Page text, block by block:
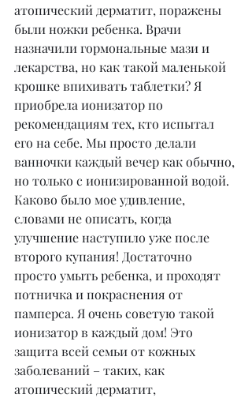
атопический дерматит, поражены
были ножки ребенка. Врачи
назначили гормональные мази и
лекарства, но как такой маленькой
крошке впихивать таблетки? Я
приобрела ионизатор по
рекомендациям тех, кто испытал
его на себе. Мы просто делали
ванночки каждый вечер как обычно,
но только с ионизированной водой.
Каково было мое удивление,
словами не описать, когда
улучшение наступило уже после
второго купания! Достаточно
просто умыть ребенка, и проходят
потничка и покраснения от
памперса. Я очень советую такой
ионизатор в каждый дом! Это
защита всей семьи от кожных
заболеваний – таких, как
атопический дерматит,